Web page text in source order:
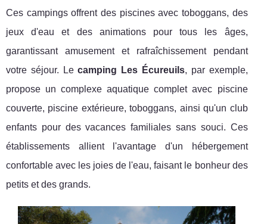
Ces campings offrent des piscines avec toboggans, des
jeux d'eau et des animations pour tous les âges,
garantissant amusement et rafraîchissement pendant
votre séjour. Lecamping Les Écureuils, par exemple,
propose un complexe aquatique complet avec piscine
couverte, piscine extérieure, toboggans, ainsi qu'un club
enfants pour des vacances familiales sans souci. Ces
établissements allient l'avantage d'un hébergement
confortable avec les joies de l'eau, faisant le bonheur des
petits et des grands.